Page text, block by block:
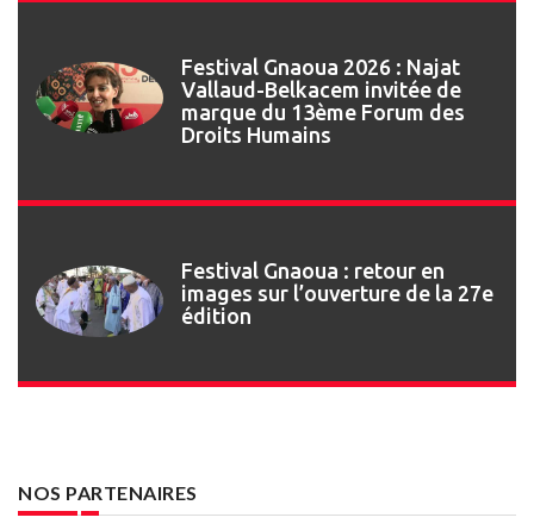
Festival Gnaoua 2026 : Najat
Vallaud-Belkacem invitée de
marque du 13ème Forum des
Droits Humains
Festival Gnaoua : retour en
images sur l’ouverture de la 27e
édition
NOS PARTENAIRES